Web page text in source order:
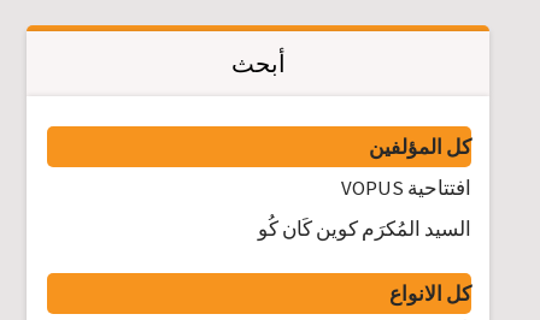
أبحث
كل المؤلفين
افتتاحية VOPUS
السيد المُكرَم كوين كَان كُو
كل الانواع